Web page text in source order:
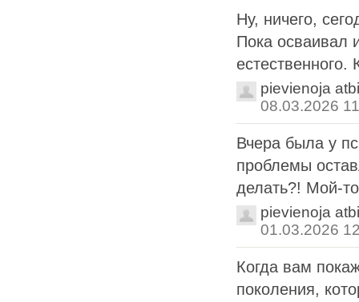
Ну, ничего,
Пока осваивал
естественного.
pievienoja
08.03.2026
Вчера была у
проблемы
делать?! Мой-
pievienoja
01.03.2026
Когда вам
поколения,